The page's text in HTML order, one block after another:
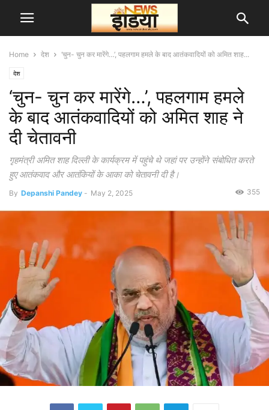
Home देश ‘चुन- चुन कर मारेंगे…’, पहलगाम हमले के बाद आतंकवादियों को अमित शाह...
देश
‘चुन- चुन कर मारेंगे…’, पहलगाम हमले
के बाद आतंकवादियों को अमित शाह ने
दी चेतावनी
गृहमंत्री अमित शाह दिल्ली के कार्यक्रम में पहुंचे थे जहां पर उन्होंने संबोधित करते
हुए आतंकवाद और आतंकियों के आका को चेतावनी दी है।
By Depanshi Pandey - May 2, 2025 355